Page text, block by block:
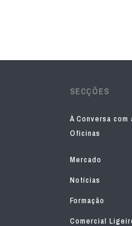
SECÇÕES
À Conversa com
Oficinas
Mercado
Notícias
Formação
Comercial